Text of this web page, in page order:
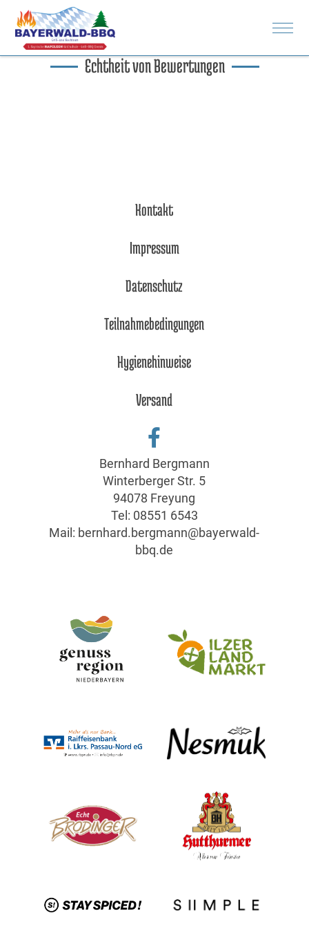
Rezepte
Spenden
Echtheit von Bewertungen
Kontakt
Impressum
Datenschutz
Teilnahmebedingungen
Hygienehinweise
Versand
Bernhard Bergmann
Winterberger Str. 5
94078 Freyung
Tel: 08551 6543
Mail: bernhard.bergmann@bayerwald-
bbq.de